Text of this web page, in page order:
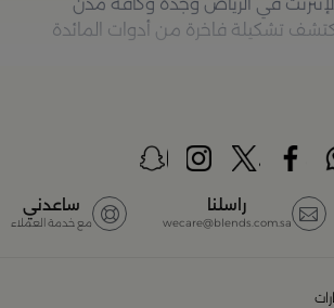
في الرياض وجدة وكافة مدن
تشكيلة فاخرة من أدوات المائدة
في منزلك – كل ذلك وأكثر في مكان واحد.
والتصاميم في السعودية
أناقة. ستجد لدينا كل ما ترغب به من:
راسلنا
wecare@blends.com.sa
ساعدني
مع خدمة العملاء